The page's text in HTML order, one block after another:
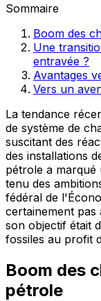
Sommaire
Boom des
Une
entravée ?
Avantages
Vers un
La tendance
de système de
suscitant des
des installations
pétrole a
tenu des
fédéral de
certainement
son objectif était
fossiles au profit
Boom des
pétrole